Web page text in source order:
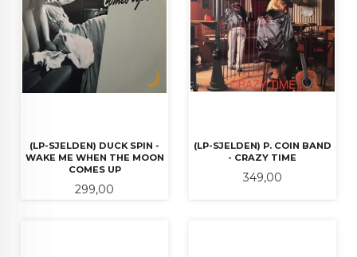
(LP-SJELDEN) DUCK SPIN -
WAKE ME WHEN THE MOON
COMES UP
Pris
299,00
(LP-SJELDEN) P. COIN BAND
- CRAZY TIME
Pris
349,00